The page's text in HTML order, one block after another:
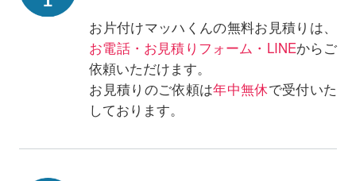
お片付けマッハくんの無料お見積りは、
お電話・お見積りフォーム・LINEからご
依頼いただけます。
お見積りのご依頼は年中無休で受付いた
しております。